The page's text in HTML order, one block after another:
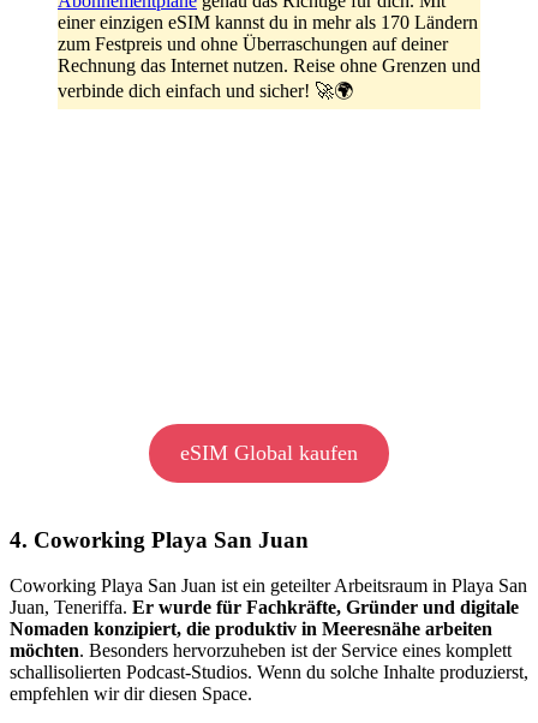
einer einzigen eSIM kannst du in mehr als 170 Ländern
zum Festpreis und ohne Überraschungen auf deiner
Rechnung das Internet nutzen. Reise ohne Grenzen und
verbinde dich einfach und sicher! 🚀🌍
eSIM Global kaufen
4. Coworking Playa San Juan
Coworking Playa San Juan ist ein geteilter Arbeitsraum in Playa San
Juan, Teneriffa. Er wurde für Fachkräfte, Gründer und digitale
Nomaden konzipiert, die produktiv in Meeresnähe arbeiten
möchten. Besonders hervorzuheben ist der Service eines komplett
schallisolierten Podcast-Studios. Wenn du solche Inhalte produzierst,
empfehlen wir dir diesen Space.